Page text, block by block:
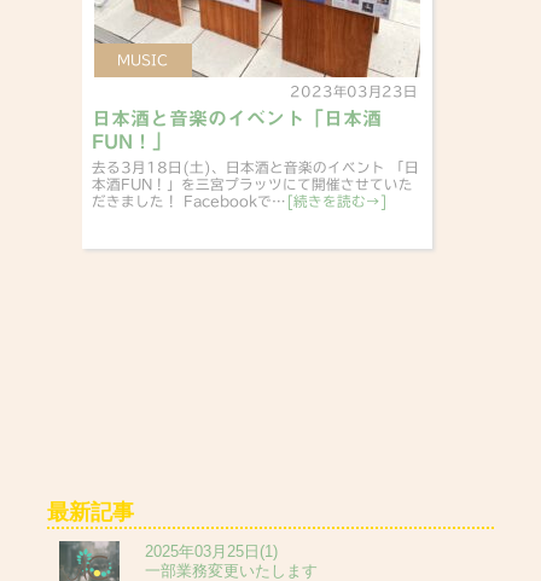
MUSIC
2023年03月23日
日本酒と音楽のイベント「日本酒
FUN！」
去る3月18日(土)、日本酒と音楽のイベント 「日
本酒FUN！」を三宮プラッツにて開催させていた
だきました！ Facebookで… [続きを読む→]
最新記事
2025年03月25日(1)
一部業務変更いたします